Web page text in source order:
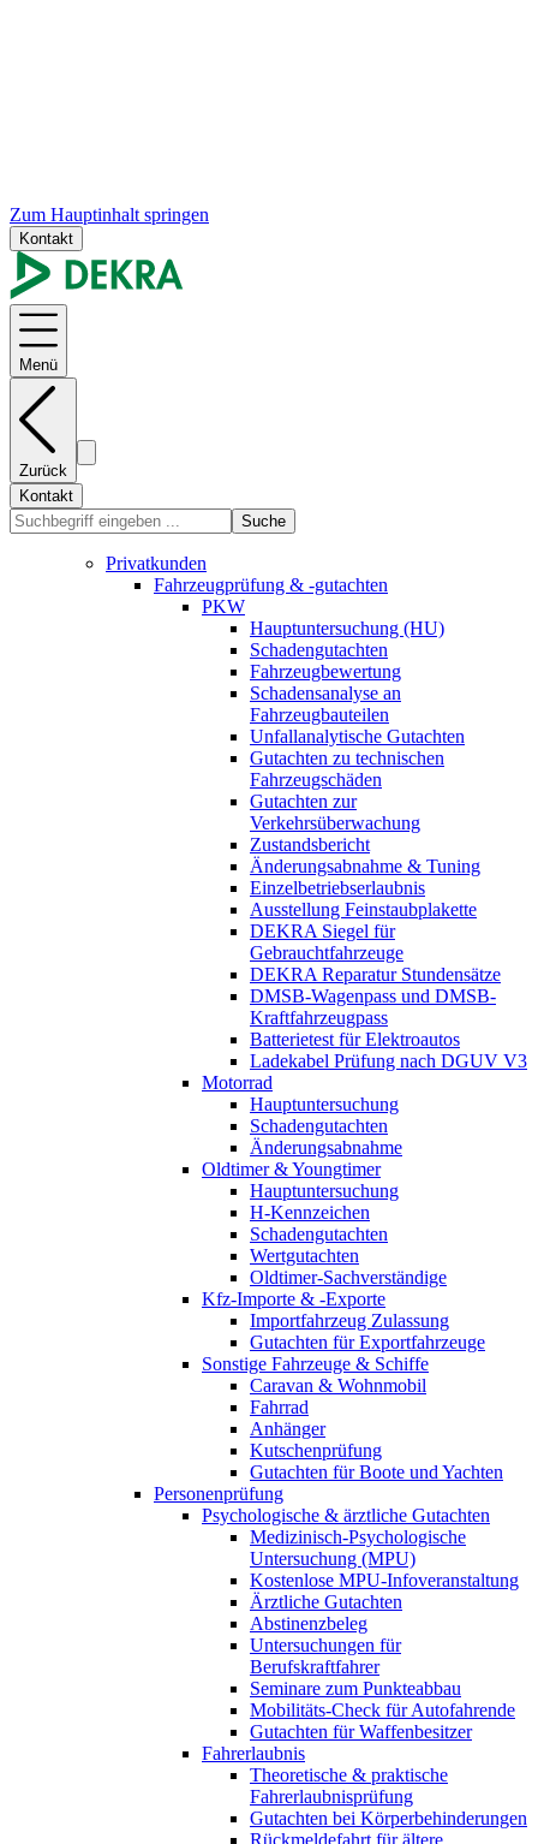
Zum Hauptinhalt springen
Kontakt
Menü
Zurück
Kontakt
Suche
Privatkunden
Fahrzeugprüfung & -gutachten
PKW
Hauptuntersuchung (HU)
Schadengutachten
Fahrzeugbewertung
Schadensanalyse an
Fahrzeugbauteilen
Unfallanalytische Gutachten
Gutachten zu technischen
Fahrzeugschäden
Gutachten zur
Verkehrsüberwachung
Zustandsbericht
Änderungsabnahme & Tuning
Einzelbetriebserlaubnis
Ausstellung Feinstaubplakette
DEKRA Siegel für
Gebrauchtfahrzeuge
DEKRA Reparatur Stundensätze
DMSB-Wagenpass und DMSB-
Kraftfahrzeugpass
Batterietest für Elektroautos
Ladekabel Prüfung nach DGUV V3
Motorrad
Hauptuntersuchung
Schadengutachten
Änderungsabnahme
Oldtimer & Youngtimer
Hauptuntersuchung
H-Kennzeichen
Schadengutachten
Wertgutachten
Oldtimer-Sachverständige
Kfz-Importe & -Exporte
Importfahrzeug Zulassung
Gutachten für Exportfahrzeuge
Sonstige Fahrzeuge & Schiffe
Caravan & Wohnmobil
Fahrrad
Anhänger
Kutschenprüfung
Gutachten für Boote und Yachten
Personenprüfung
Psychologische & ärztliche Gutachten
Medizinisch-Psychologische
Untersuchung (MPU)
Kostenlose MPU-Infoveranstaltung
Ärztliche Gutachten
Abstinenzbeleg
Untersuchungen für
Berufskraftfahrer
Seminare zum Punkteabbau
Mobilitäts-Check für Autofahrende
Gutachten für Waffenbesitzer
Fahrerlaubnis
Theoretische & praktische
Fahrerlaubnisprüfung
Gutachten bei Körperbehinderungen
Rückmeldefahrt für ältere